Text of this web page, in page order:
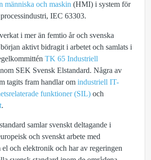
människa och maskin (HMI) i system för
IEC 63303.
i mer än femtio år och svenska
aktivt bidragit i arbetet och samlats i
TK 65 Industriell
SEK Svensk Elstandard. Några av
tagits fram handlar om industriell IT-
funktioner (SIL) och
.
samlar svenskt deltagande i
och svenskt arbete med
el och elektronik och har av regeringen